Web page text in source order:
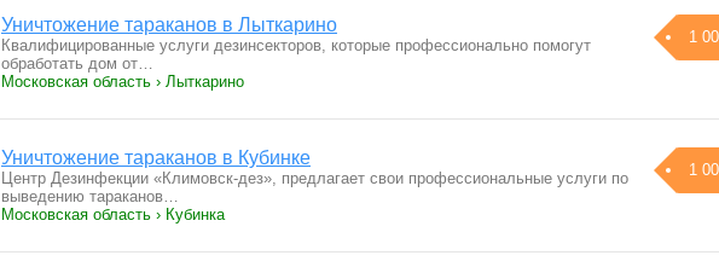
Уничтожение тараканов в Лыткарино
1
Квалифицированные услуги дезинсекторов, которые профессионально помогут
обработать дом от…
Московская область › Лыткарино
Уничтожение тараканов в Кубинке
1
Центр Дезинфекции «Климовск-дез», предлагает свои профессиональные услуги по
выведению тараканов…
Московская область › Кубинка